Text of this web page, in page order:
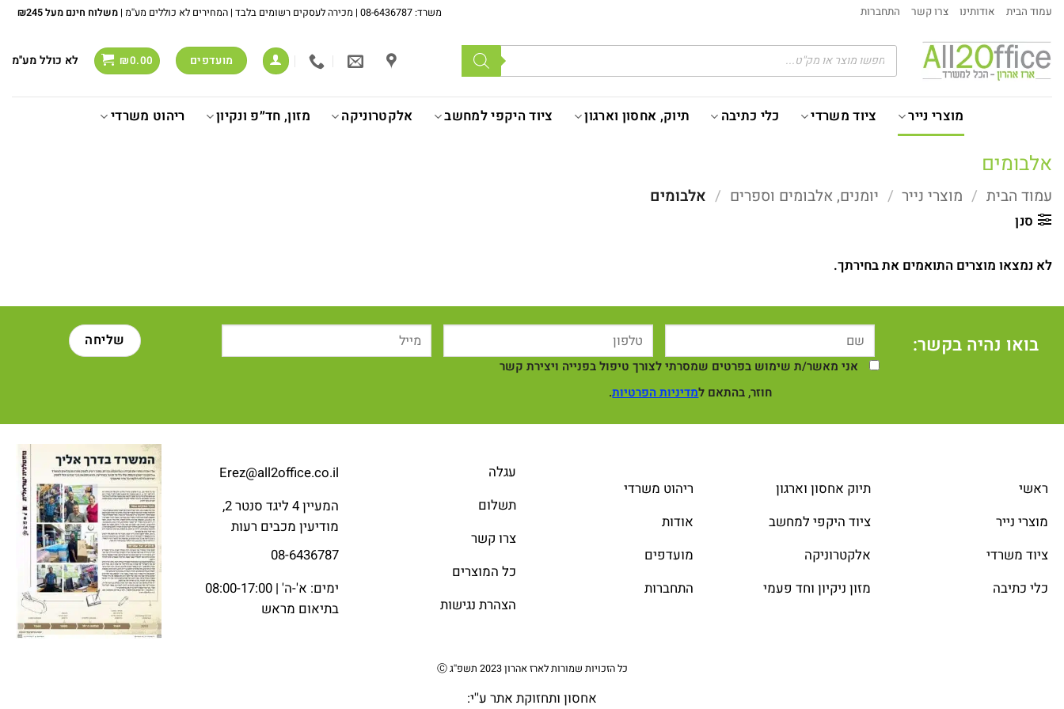
Skip
content
עמוד הבית אודותינו צרו קשר התחברות משרד: 08-6436787 | מכירה לעסקים רשומים בלבד | המחירים לא כוללים מע''מ | משלוח חינם מעל ₪245
Products
search מועדפים ₪0.00 לא כולל מע''מ
מוצרי נייר ציוד משרדי כלי כתיבה תיוק, אחסון וארגון ציוד היקפי למחשב אלקטרוניקה מזון, חד״פ ונקיון ריהוט משרדי
אלבומים
עמוד הבית / מוצרי נייר / יומנים, אלבומים וספרים / אלבומים
סנן
לא נמצאו מוצרים התואמים את בחירתך.
בואו נהיה בקשר:
אני מאשר/ת שימוש בפרטים שמסרתי לצורך טיפול בפנייה ויצירת קשר
חוזר, בהתאם למדיניות הפרטיות.
ראשי
מוצרי נייר
ציוד משרדי
כלי כתיבה
תיוק אחסון וארגון
ציוד היקפי למחשב
אלקטרוניקה
מזון ניקיון וחד פעמי
ריהוט משרדי
אודות
מועדפים
התחברות
עגלה
תשלום
צרו קשר
כל המוצרים
הצהרת נגישות
Erez@all2office.co.il
המעיין 4 ליגד סנטר 2,
מודיעין מכבים רעות
08-6436787
ימים: א'-ה' | 08:00-17:00
בתיאום מראש
כל הזכויות שמורות לארז אהרון 2023 תשפ''ג Ⓒ
אחסון ותחזוקת אתר ע''י: